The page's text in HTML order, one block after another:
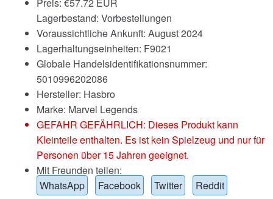
Lagerbestand: Vorbestellungen
Voraussichtliche Ankunft: August 2024
Lagerhaltungseinheiten: F9021
Globale Handelsidentifikationsnummer:
5010996202086
Hersteller: Hasbro
Marke: Marvel Legends
GEFAHR GEFÄHRLICH: Dieses Produkt kann
Kleinteile enthalten. Es ist kein Spielzeug und nur für
Personen über 15 Jahren geeignet.
Mit Freunden teilen:
WhatsApp
Facebook Twitter Reddit